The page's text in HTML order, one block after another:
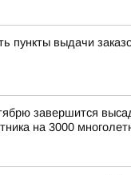
пункты выдачи
завершится
на 3000